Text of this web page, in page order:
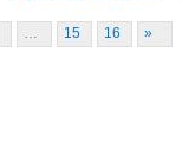
… 15 16 »